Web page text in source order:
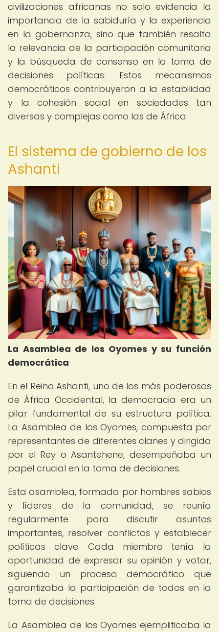
civilizaciones africanas no solo evidencia la
importancia de la sabiduría y la experiencia
en la gobernanza, sino que también resalta
la relevancia de la participación comunitaria
y la búsqueda de consenso en la toma de
decisiones políticas. Estos mecanismos
democráticos contribuyeron a la estabilidad
y la cohesión social en sociedades tan
diversas y complejas como las de África.
El sistema de gobierno de los
Ashanti
La Asamblea de los Oyomes y su función
democrática
En el Reino Ashanti, uno de los más poderosos
de África Occidental, la democracia era un
pilar fundamental de su estructura política.
La Asamblea de los Oyomes, compuesta por
representantes de diferentes clanes y dirigida
por el Rey o Asantehene, desempeñaba un
papel crucial en la toma de decisiones.
Esta asamblea, formada por hombres sabios
y líderes de la comunidad, se reunía
regularmente para discutir asuntos
importantes, resolver conflictos y establecer
políticas clave. Cada miembro tenía la
oportunidad de expresar su opinión y votar,
siguiendo un proceso democrático que
garantizaba la participación de todos en la
toma de decisiones.
La Asamblea de los Oyomes ejemplificaba la